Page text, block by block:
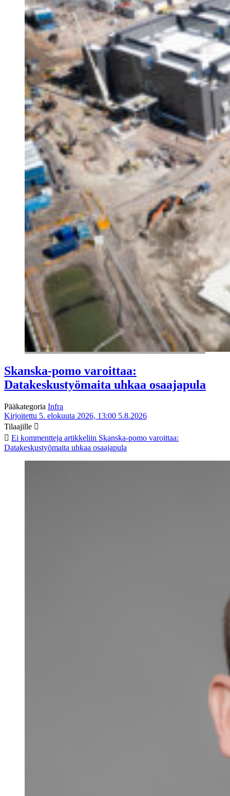
Skanska-pomo varoittaa:
Datakeskustyömaita uhkaa osaajapula
Pääkategoria Infra
Kirjoitettu 5. elokuuta 2026, 13:00 5.8.2026
Tilaajille
Ei kommentteja artikkeliin Skanska-pomo varoittaa:
Datakeskustyömaita uhkaa osaajapula